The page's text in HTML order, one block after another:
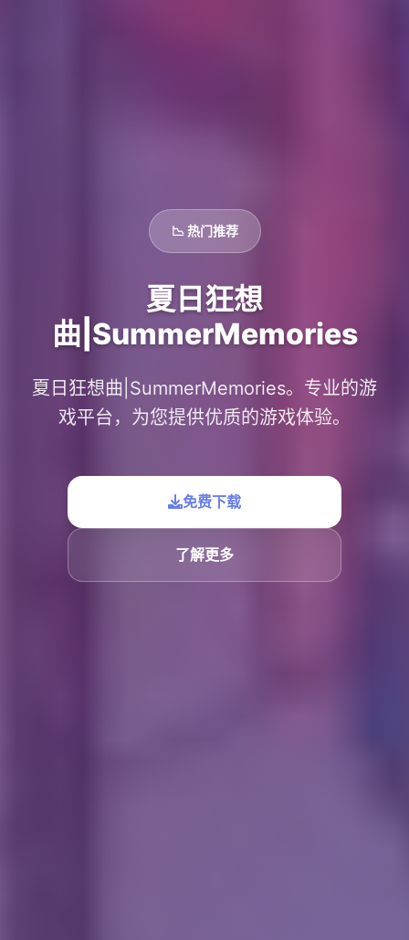
📉 热门推荐
夏日狂想
曲|SummerMemories
夏日狂想曲|SummerMemories。专业的游
戏平台，为您提供优质的游戏体验。
免费下载
了解更多